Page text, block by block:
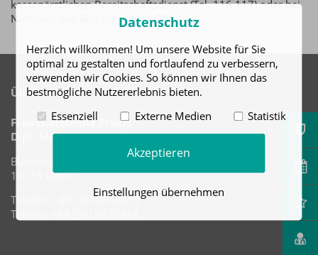
kassenärztlichen Bereitschaftsdienst (Tel. 116 117) oder bei
Notfällen den Rettungsdienst (Tel. 112).
ÜBER UNS
Frauenärztliche Praxis
Dipl.-Med. Petra Großmann
Bundesallee 42
10715 Berlin
Telefon: +49 (30) 8610413
Telefax: +49 (30) 8610414
Datenschutz
Herzlich willkommen! Um unsere Website für Sie
optimal zu gestalten und fortlaufend zu verbessern,
verwenden wir Cookies. So können wir Ihnen das
bestmögliche Nutzererlebnis bieten.
Essenziell
Externe Medien Statistik
Akzeptieren
Einstellungen übernehmen